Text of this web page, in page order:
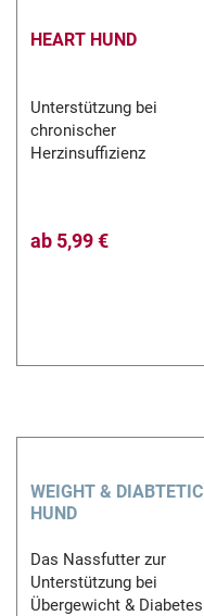
HEART HUND
Unterstützung bei
chronischer
Herzinsuffizienz
ab 5,99 €
WEIGHT & DIABTETIC
HUND
Das Nassfutter zur
Unterstützung bei
Übergewicht & Diabetes